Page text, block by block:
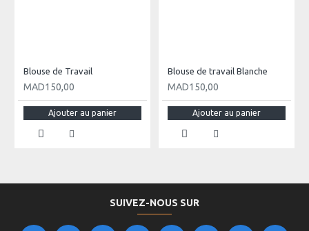
Blouse de Travail
MAD150,00
Ajouter au panier
Blouse de travail Blanche
MAD150,00
Ajouter au panier
SUIVEZ-NOUS SUR